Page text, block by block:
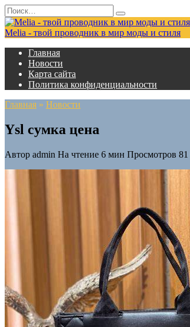
Перейти
к
содержанию
Search
for:
Melia - твой проводник в мир моды и стиля
Главная
Новости
Карта сайта
Политика конфиденциальности
Главная » Новости
Ysl сумка цена
Автор admin На чтение 6 мин Просмотров 81